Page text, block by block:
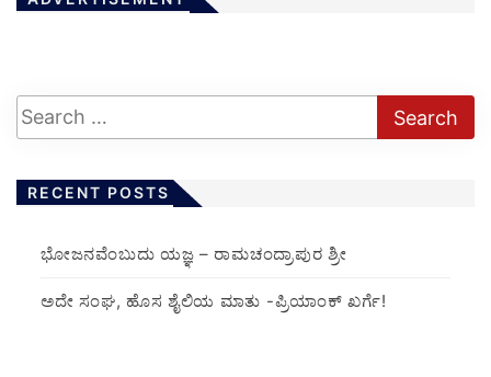
RECENT POSTS
ಭೋಜನವೆಂಬುದು ಯಜ್ಞ – ರಾಮಚಂದ್ರಾಪುರ ಶ್ರೀ
ಅದೇ ಸಂಘ, ಹೊಸ ಶೈಲಿಯ ಮಾತು -ಪ್ರಿಯಾಂಕ್ ಖರ್ಗೆ!